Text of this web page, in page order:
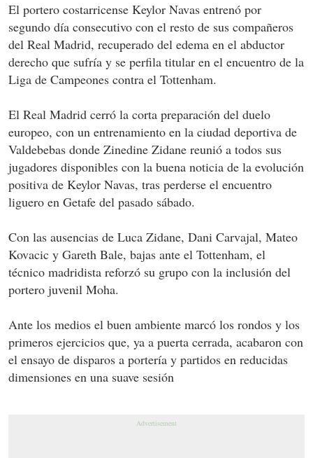
El portero costarricense Keylor Navas entrenó por
segundo día consecutivo con el resto de sus compañeros
del Real Madrid, recuperado del edema en el abductor
derecho que sufría y se perfila titular en el encuentro de la
Liga de Campeones contra el Tottenham.
El Real Madrid cerró la corta preparación del duelo
europeo, con un entrenamiento en la ciudad deportiva de
Valdebebas donde Zinedine Zidane reunió a todos sus
jugadores disponibles con la buena noticia de la evolución
positiva de Keylor Navas, tras perderse el encuentro
liguero en Getafe del pasado sábado.
Con las ausencias de Luca Zidane, Dani Carvajal, Mateo
Kovacic y Gareth Bale, bajas ante el Tottenham, el
técnico madridista reforzó su grupo con la inclusión del
portero juvenil Moha.
Ante los medios el buen ambiente marcó los rondos y los
primeros ejercicios que, ya a puerta cerrada, acabaron con
el ensayo de disparos a portería y partidos en reducidas
dimensiones en una suave sesión